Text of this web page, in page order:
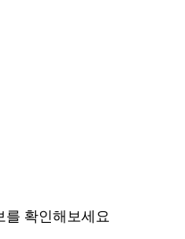
를 확인해보세요